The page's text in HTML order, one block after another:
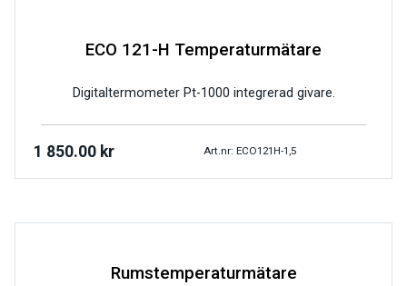
ECO 121-H Temperaturmätare
Digitaltermometer Pt-1000 integrerad givare.
1 850.00 kr Art.nr: ECO121H-1,5
Rumstemperaturmätare